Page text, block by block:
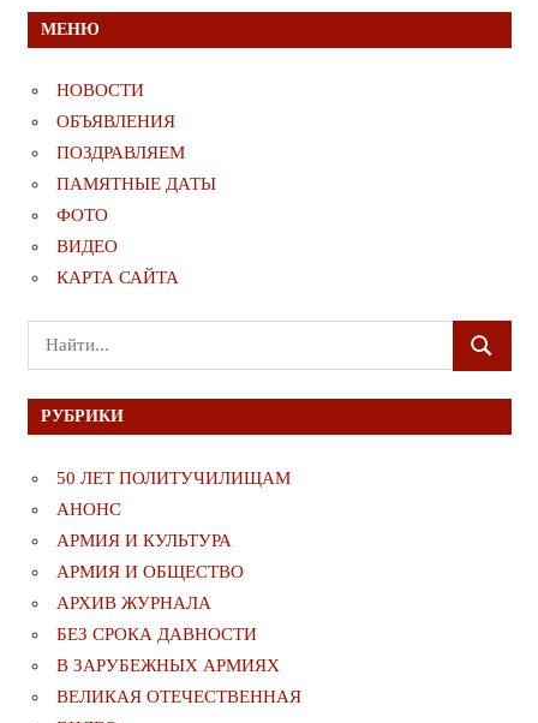
МЕНЮ
НОВОСТИ
ОБЪЯВЛЕНИЯ
ПОЗДРАВЛЯЕМ
ПАМЯТНЫЕ ДАТЫ
ФОТО
ВИДЕО
КАРТА САЙТА
Поиск
для:
ПОИСК
РУБРИКИ
50 ЛЕТ ПОЛИТУЧИЛИЩАМ
АНОНС
АРМИЯ И КУЛЬТУРА
АРМИЯ И ОБЩЕСТВО
АРХИВ ЖУРНАЛА
БЕЗ СРОКА ДАВНОСТИ
В ЗАРУБЕЖНЫХ АРМИЯХ
ВЕЛИКАЯ ОТЕЧЕСТВЕННАЯ